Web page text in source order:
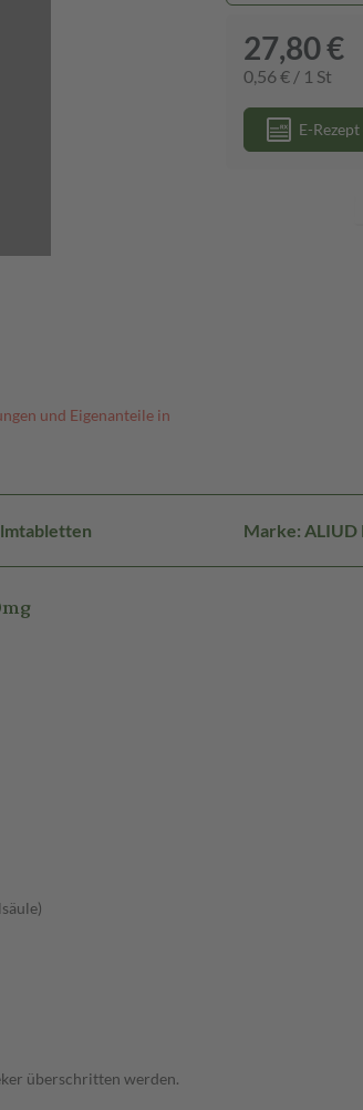
und Eigenanteile in
27,80 €
0,56 € / 1 St
E-
Marke: ALIUD
überschritten werden.